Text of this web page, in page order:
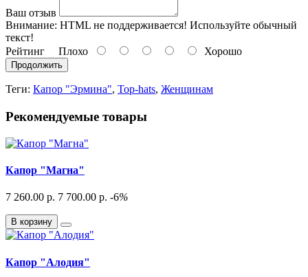
Ваш отзыв
Внимание: HTML не поддерживается! Используйте обычный
текст!
Рейтинг Плохо Хорошо
Продолжить
Теги: Капор "Эрмина", Top-hats, Женщинам
Рекомендуемые товары
Капор "Магна"
7 260.00 р. 7 700.00 р. -6%
В корзину
Капор "Алодия"